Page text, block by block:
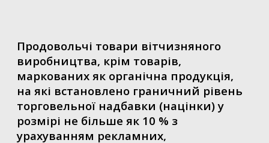
Продовольчі товари вітчизняного
виробництва, крім товарів,
маркованих як органічна продукція,
на які встановлено граничний рівень
торговельної надбавки (націнки) у
розмірі не більше як 10 % з
урахуванням рекламних,